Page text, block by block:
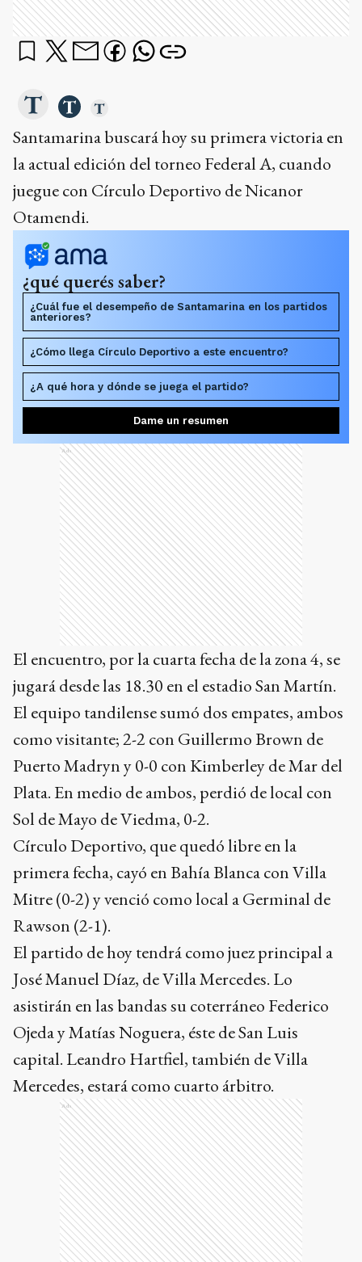
Santamarina buscará hoy su primera victoria en
la actual edición del torneo Federal A, cuando
juegue con Círculo Deportivo de Nicanor
Otamendi.
¿qué querés saber?
¿Cuál fue el desempeño de Santamarina en los partidos
anteriores?
¿Cómo llega Círculo Deportivo a este encuentro?
¿A qué hora y dónde se juega el partido?
Dame un resumen
Ads
El encuentro, por la cuarta fecha de la zona 4, se
jugará desde las 18.30 en el estadio San Martín.
El equipo tandilense sumó dos empates, ambos
como visitante; 2-2 con Guillermo Brown de
Puerto Madryn y 0-0 con Kimberley de Mar del
Plata. En medio de ambos, perdió de local con
Sol de Mayo de Viedma, 0-2.
Círculo Deportivo, que quedó libre en la
primera fecha, cayó en Bahía Blanca con Villa
Mitre (0-2) y venció como local a Germinal de
Rawson (2-1).
El partido de hoy tendrá como juez principal a
José Manuel Díaz, de Villa Mercedes. Lo
asistirán en las bandas su coterráneo Federico
Ojeda y Matías Noguera, éste de San Luis
capital. Leandro Hartfiel, también de Villa
Mercedes, estará como cuarto árbitro.
Ads